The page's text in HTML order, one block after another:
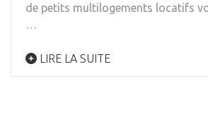
de petits multilogements locatifs
…
LIRE LA SUITE